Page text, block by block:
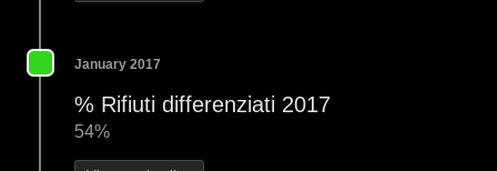
January 2017
% Rifiuti differenziati 2017
54%